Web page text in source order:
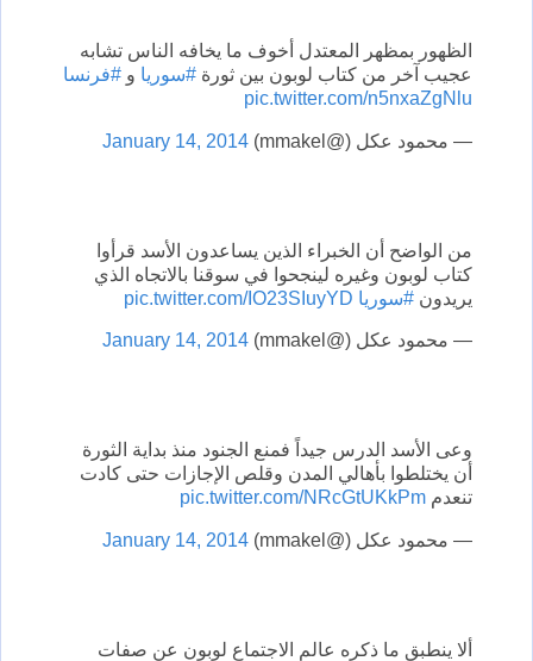
الظهور بمظهر المعتدل أخوف ما يخافه الناس تشابه
عجيب آخر من كتاب لوبون بين ثورة #سوريا و #فرنسا
pic.twitter.com/n5nxaZgNlu
— محمود عكل (@mmakel) January 14, 2014
من الواضح أن الخبراء الذين يساعدون الأسد قرأوا
كتاب لوبون وغيره لينجحوا في سوقنا بالاتجاه الذي
يريدون #سوريا pic.twitter.com/IO23SIuyYD
— محمود عكل (@mmakel) January 14, 2014
وعى الأسد الدرس جيداً فمنع الجنود منذ بداية الثورة
أن يختلطوا بأهالي المدن وقلص الإجازات حتى كادت
تنعدم pic.twitter.com/NRcGtUKkPm
— محمود عكل (@mmakel) January 14, 2014
ألا ينطبق ما ذكره عالم الاجتماع لوبون عن صفات